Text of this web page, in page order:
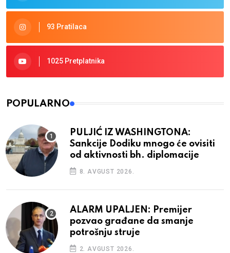
93 Pratilaca
1025 Pretplatnika
POPULARNO
PULJIĆ IZ WASHINGTONA:
Sankcije Dodiku mnogo će ovisiti
od aktivnosti bh. diplomacije
8. AVGUST 2026.
ALARM UPALJEN: Premijer
pozvao građane da smanje
potrošnju struje
2. AVGUST 2026.